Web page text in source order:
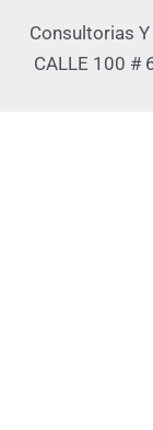
Consultorias
CALLE 100 #